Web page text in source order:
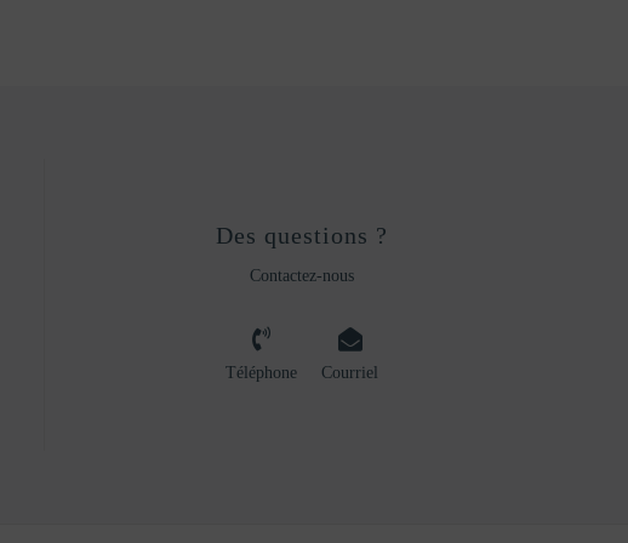
Des questions ?
Contactez-nous
Téléphone Courriel